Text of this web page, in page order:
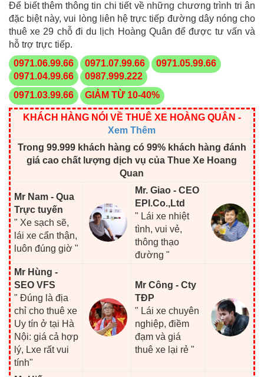
Để biết thêm thông tin chi tiết về những chương trình tri ân
đặc biệt này, vui lòng liên hệ trực tiếp đường dây nóng cho
thuê xe 29 chỗ đi du lịch Hoàng Quân để được tư vấn và
hỗ trợ trực tiếp.
0971.06.99.66
0971.07.99.66
0971.05.99.66
0971.04.99.66
0987.999.222
0971.03.99.66
GIẢM TỪ 10-40%
KHÁCH HÀNG NÓI VỀ THUÊ XE HOÀNG QUÂN -
Xem Thêm
Trong 99.999 khách hàng có 99% khách hàng đánh
giá cao chất lượng dịch vụ của Thue Xe Hoang
Quan
Mr Nam - Qua
Trực tuyến
" Xe sạch sẽ,
lái xe cẩn thận,
luôn đúng giờ "
Mr. Giao - CEO
EPI.Co.,Ltd
" Lái xe nhiệt
tình, vui vẻ,
thông thạo
đường "
Mr Hùng -
SEO VFS
" Đúng là địa
chỉ cho thuê xe
Uy tín ở tại Hà
Nội: giá cả hợp
lý, Lxe rất vui
tính"
Mr Công - Cty
TĐP
" Lái xe chuyên
nghiệp, điềm
đạm và giá
thuê xe lại rẻ "